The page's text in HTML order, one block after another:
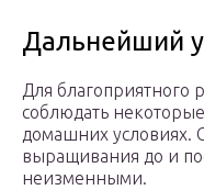
Дальнейший
Для благоприятного
соблюдать
домашних условиях.
выращивания до и
неизменными.